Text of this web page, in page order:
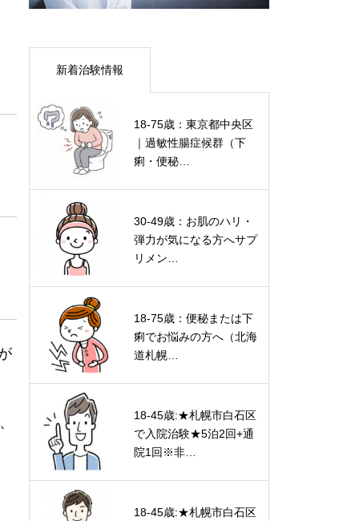
新着治験情報
18-75歳：東京都中央区
｜過敏性腸症候群（下
痢・便秘…
30-49歳：お肌のハリ・
弾力が気になる方へサプ
リメン…
18-75歳：便秘または下
痢でお悩みの方へ（北海
道札幌…
18-45歳:★札幌市白石区
で入院治験★5泊2回+通
院1回※非…
18-45歳:★札幌市白石区